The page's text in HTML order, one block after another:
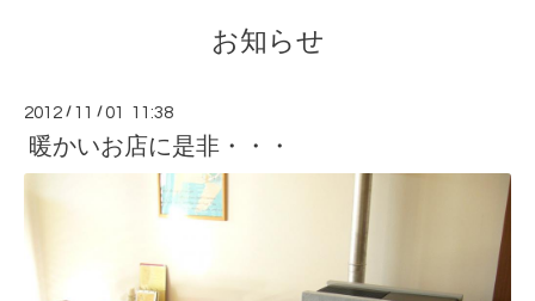
お知らせ
2012 / 11 /01 11:38
暖かいお店に是非・・・